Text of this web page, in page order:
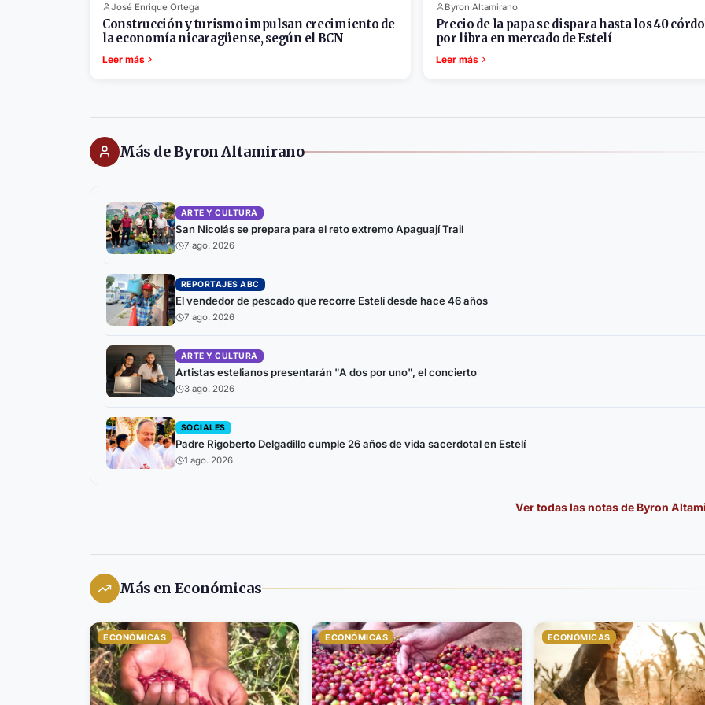
José Enrique Ortega
Construcción y turismo impulsan crecimiento de
la economía nicaragüense, según el BCN
Leer más
Byron Altamirano
Precio de la papa se dispara hasta los 40
por libra en mercado de Estelí
Leer más
Más de Byron Altamirano
ARTE Y CULTURA
San Nicolás se prepara para el reto extremo Apaguají Trail
7 ago. 2026
REPORTAJES ABC
El vendedor de pescado que recorre Estelí desde hace 46 años
7 ago. 2026
ARTE Y CULTURA
Artistas estelianos presentarán "A dos por uno", el concierto
3 ago. 2026
SOCIALES
Padre Rigoberto Delgadillo cumple 26 años de vida sacerdotal en Estelí
1 ago. 2026
Ver todas las notas de Byron
Más en Económicas
ECONÓMICAS ECONÓMICAS ECONÓMICAS